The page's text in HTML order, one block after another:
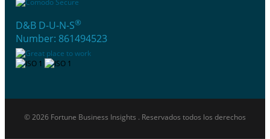
D&B D-U-N-S®
Number: 861494523
© 2026 Fortune Business Insights . Reservados todos los derechos